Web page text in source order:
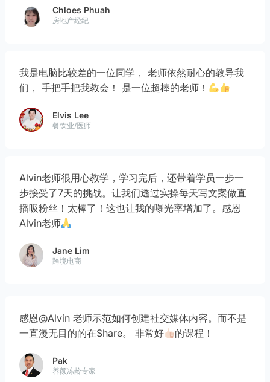
Chloes Phuah
房地产经纪
我是电脑比较差的一位同学， 老师依然耐心的教导我
们， 手把手把我教会！ 是一位超棒的老师！
Elvis Lee
餐饮业/医师
Alvin老师很用心教学，学习完后，还带着学员一步一
步接受了7天的挑战。让我们透过实操每天写文案做直
播吸粉丝！太棒了！这也让我的曝光率增加了。感恩
Alvin老师
Jane Lim
跨境电商
感恩@Alvin 老师示范如何创建社交媒体内容。而不是
一直漫无目的的在Share。 非常好
的课程！
Pak
养颜冻龄专家